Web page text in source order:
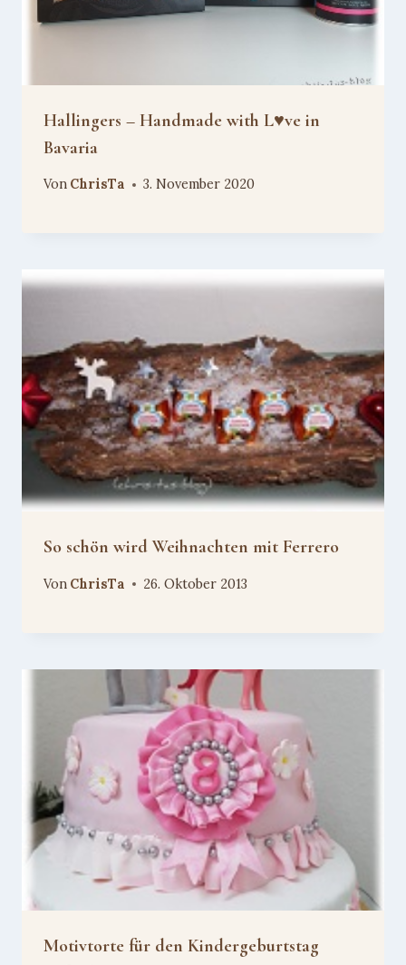
Hallingers – Handmade with L♥ve in
Bavaria
Von ChrisTa 3. November 2020
So schön wird Weihnachten mit Ferrero
Von ChrisTa 26. Oktober 2013
Motivtorte für den Kindergeburtstag